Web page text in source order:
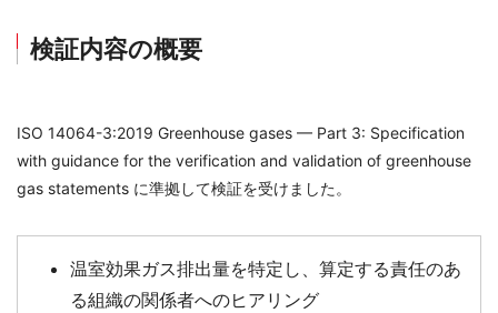
検証内容の概要
ISO 14064-3:2019 Greenhouse gases — Part 3: Specification
with guidance for the verification and validation of greenhouse
gas statements に準拠して検証を受けました。
温室効果ガス排出量を特定し、算定する責任のあ
る組織の関係者へのヒアリング